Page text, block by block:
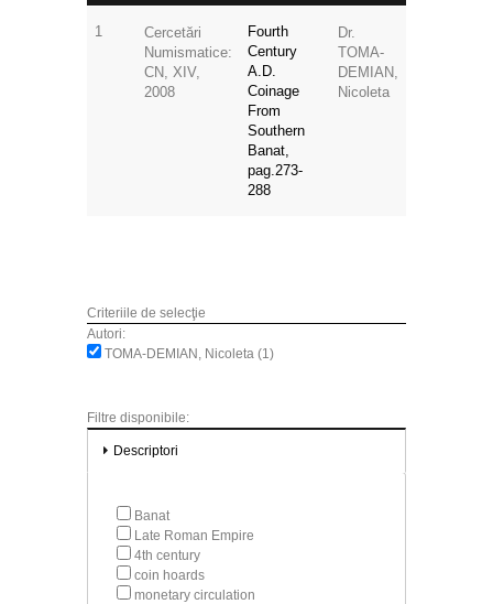
1
Cercetări
Numismatice:
CN, XIV,
2008
Fourth
Century
A.D.
Coinage
From
Southern
Banat,
pag.273-
288
Dr.
TOMA-
DEMIAN,
Nicoleta
Criteriile de selecţie
Autori:
TOMA-DEMIAN, Nicoleta (1)
Filtre disponibile:
Descriptori
Banat
Late Roman Empire
4th century
coin hoards
monetary circulation